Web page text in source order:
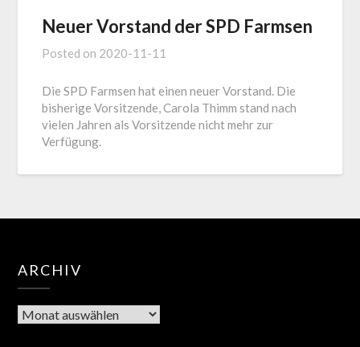
Neuer Vorstand der SPD Farmsen
Posted on 2020-11-11
Die SPD Farmsen hat einen neuer Vorstand. Die
bisherige Vorsitzende, Carola Thimm stand nach
vielen Jahren als Vorsitzende nicht mehr zur
Verfügung.
ARCHIV